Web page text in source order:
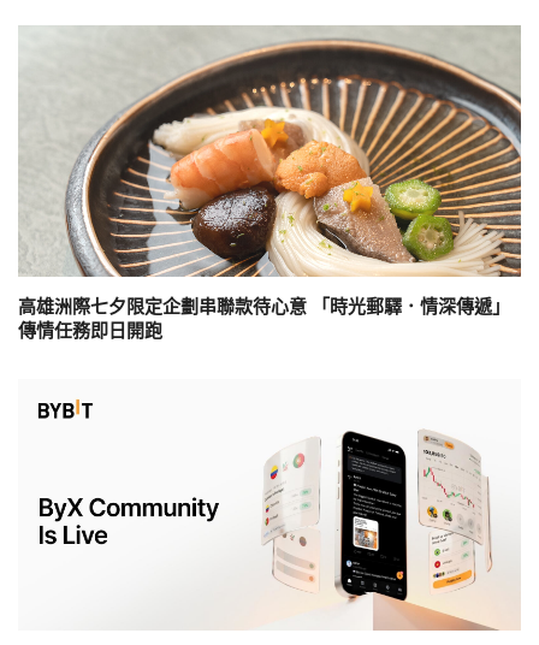
高雄洲際七夕限定企劃串聯款待心意 「時光郵驛．情深傳遞」
傳情任務即日開跑